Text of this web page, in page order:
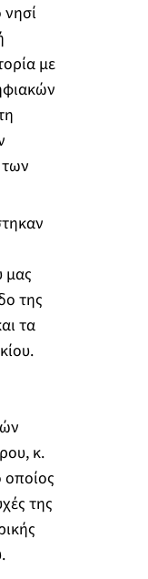
με
μας
της
τα
κ.
της